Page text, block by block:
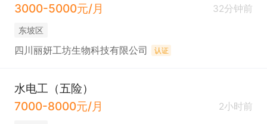
3000-5000元/月
32分钟前
东坡区
四川丽妍工坊生物科技有限公司 认证
水电工（五险）
7000-8000元/月
2小时前